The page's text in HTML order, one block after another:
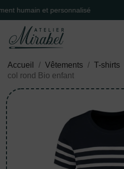
et personnalisé
Accueil Vêtements T-shirts
col rond Bio enfant